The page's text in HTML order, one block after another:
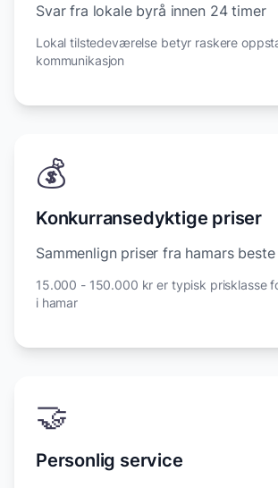
Svar fra lokale byrå innen 24 timer
Lokal tilstedeværelse betyr raskere
kommunikasjon
💰
Konkurransedyktige priser
Sammenlign priser fra hamars
15.000 - 150.000 kr er typisk prisklasse
i hamar
🤝
Personlig service